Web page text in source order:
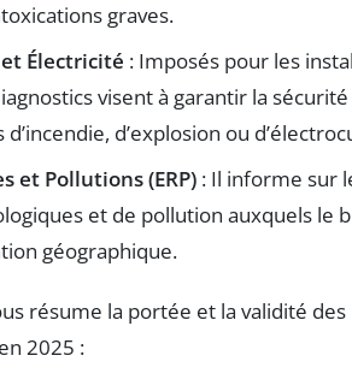
graves.
Électricité : Imposés pour les
visent à garantir la
d’explosion ou
et Pollutions (ERP) : Il informe sur
et de pollution auxquels le
géographique.
résume la portée et la validité
2025 :